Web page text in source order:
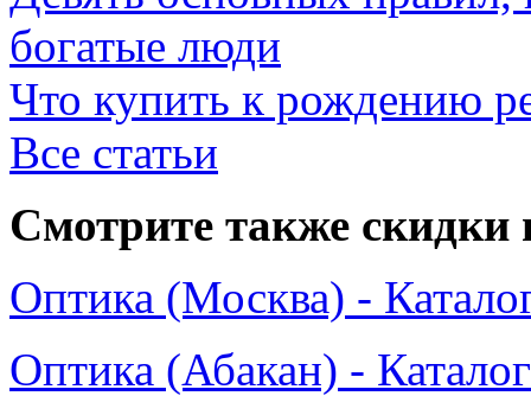
богатые люди
Что купить к рождению
Все статьи
Смотрите также скидки
Оптика (Москва) -
Оптика (Абакан) -